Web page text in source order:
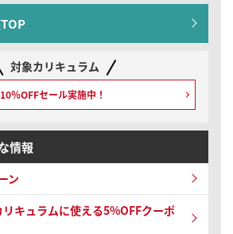
験対策講座｜【2029年合格目標】国家総合職
］対策カリキュラム（大卒/3年コース）／国家
リキュラム（大卒/3年コース）
％OFF！公務員試験 | アウトレットセール
について
対象カリキュラム
10％OFFセール実施中！
情報
ン
リキュラムに使える5%OFFクーポ